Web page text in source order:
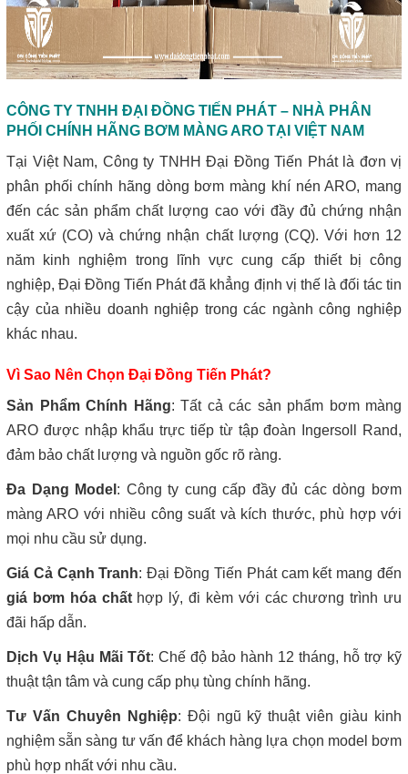
CÔNG TY TNHH ĐẠI ĐỒNG TIẾN PHÁT – NHÀ PHÂN
PHỐI CHÍNH HÃNG BƠM MÀNG ARO TẠI VIỆT NAM
Tại Việt Nam, Công ty TNHH Đại Đồng Tiến Phát là đơn vị
phân phối chính hãng dòng bơm màng khí nén ARO, mang
đến các sản phẩm chất lượng cao với đầy đủ chứng nhận
xuất xứ (CO) và chứng nhận chất lượng (CQ). Với hơn 12
năm kinh nghiệm trong lĩnh vực cung cấp thiết bị công
nghiệp, Đại Đồng Tiến Phát đã khẳng định vị thế là đối tác tin
cậy của nhiều doanh nghiệp trong các ngành công nghiệp
khác nhau.
Vì Sao Nên Chọn Đại Đồng Tiến Phát?
Sản Phẩm Chính Hãng: Tất cả các sản phẩm bơm màng
ARO được nhập khẩu trực tiếp từ tập đoàn Ingersoll Rand,
đảm bảo chất lượng và nguồn gốc rõ ràng.
Đa Dạng Model : Công ty cung cấp đầy đủ các dòng bơm
màng ARO với nhiều công suất và kích thước, phù hợp với
mọi nhu cầu sử dụng.
Giá Cả Cạnh Tranh: Đại Đồng Tiến Phát cam kết mang đến
giá bơm hóa chấthợp lý, đi kèm với các chương trình ưu
đãi hấp dẫn.
Dịch Vụ Hậu Mãi Tốt: Chế độ bảo hành 12 tháng, hỗ trợ kỹ
thuật tận tâm và cung cấp phụ tùng chính hãng.
Tư Vấn Chuyên Nghiệp: Đội ngũ kỹ thuật viên giàu kinh
nghiệm sẵn sàng tư vấn để khách hàng lựa chọn model bơm
phù hợp nhất với nhu cầu.